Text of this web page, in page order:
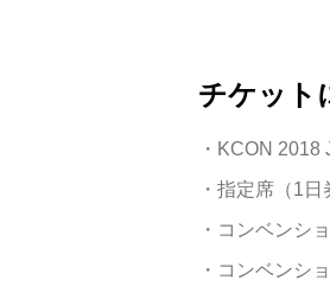
チケット
・KCON
・指定席（1
・コンベンシ
・コンベンシ